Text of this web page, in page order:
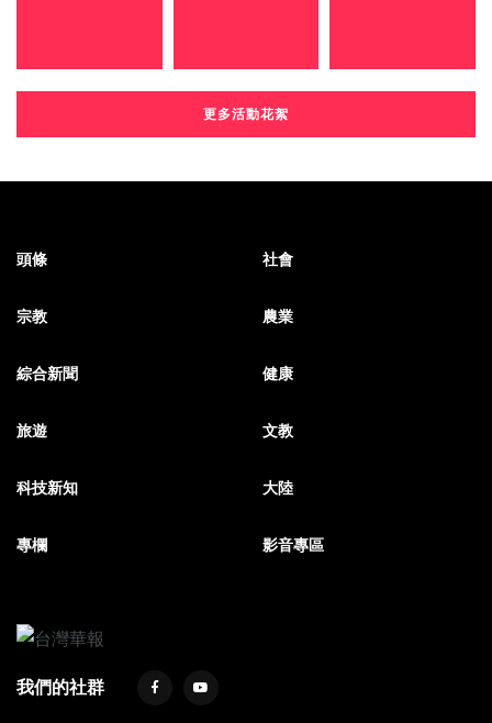
更多活動花絮
頭條 社會
宗教 農業
綜合新聞 健康
旅遊 文教
科技新知 大陸
專欄 影音專區
我們的社群